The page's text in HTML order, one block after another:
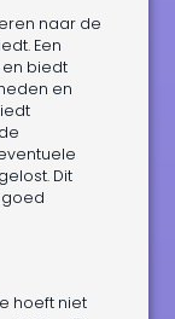
naar de
Een
en biedt
en
Dit
hoeft niet